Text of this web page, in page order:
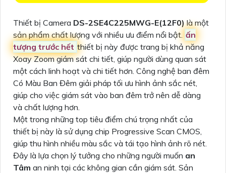
Thiết bị Camera DS-2SE4C225MWG-E(12F0)là một
sản phẩm chất lượng với nhiều ưu điểm nổi bật. ấn
tượng trước hết thiết bị này được trang bị khả năng
Xoay Zoom giám sát chi tiết, giúp người dùng quan sát
một cách linh hoạt và chi tiết hơn. Công nghệ ban đêm
Có Màu Ban Đêm giải pháp tối ưu hình ảnh sắc nét,
giúp cho việc giám sát vào ban đêm trở nên dễ dàng
và chất lượng hơn.
Một trong những top tiêu điểm chú trọng nhất của
thiết bị này là sử dụng chip Progressive Scan CMOS,
giúp thu hình nhiều màu sắc và tái tạo hình ảnh rõ nét.
Đây là lựa chọn lý tưởng cho những người muốn an
Tâm an ninh tại các không gian cần giám sát. Sản